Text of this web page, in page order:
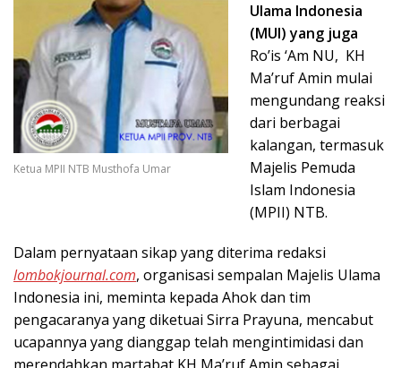
Ketua MPII NTB Musthofa Umar
Ulama Indonesia
(MUI) yang juga
Ro’is ‘Am NU, KH
Ma’ruf Amin mulai
mengundang reaksi
dari berbagai
kalangan, termasuk
Majelis Pemuda
Islam Indonesia
(MPII) NTB.
Dalam pernyataan sikap yang diterima redaksi
lombokjournal.com, organisasi sempalan Majelis Ulama
Indonesia ini, meminta kepada Ahok dan tim
pengacaranya yang diketuai Sirra Prayuna, mencabut
ucapannya yang dianggap telah mengintimidasi dan